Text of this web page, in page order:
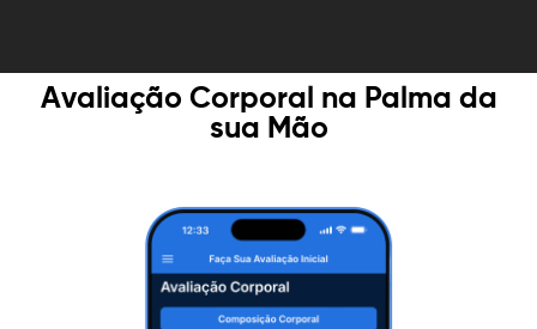
Avaliação Corporal na Palma da
sua Mão